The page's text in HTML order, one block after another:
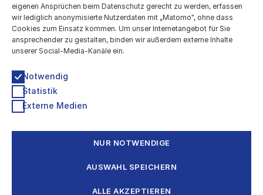
Digitale Entwicklung des Kulturbereichs
Technologiestiftung Berlin
Grunewaldstr. 61-62, 10825 Berlin
kultur@ts.berlin
Newsletter & Info-Verteiler
Impressum
Datenschutzerklärung
Eine Kooperation von
eigenen Ansprüchen beim Datenschutz gerecht zu werden, erfassen
wir lediglich anonymisierte Nutzerdaten mit „Matomo", ohne dass
Cookies zum Einsatz kommen. Um unser Internetangebot für Sie
ansprechender zu gestalten, binden wir außerdem externe Inhalte
unserer Social-Media-Kanäle ein.
Notwendig
Statistik
Externe Medien
NUR NOTWENDIGE
AUSWAHL SPEICHERN
ALLE AKZEPTIEREN